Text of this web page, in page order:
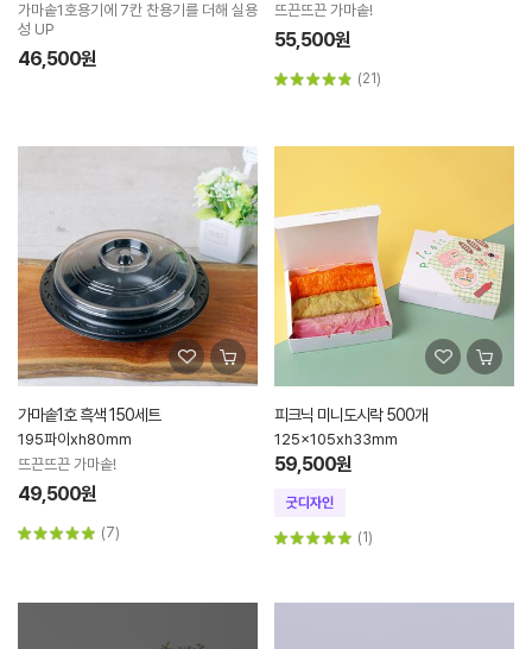
가마솥1호용기에 7칸 찬용기를 더해 실용
성 UP
46,500원
뜨끈뜨끈 가마솥!
55,500원
(21)
가마솥1호 흑색 150세트
195파이xh80mm
뜨끈뜨끈 가마솥!
49,500원
(7)
피크닉 미니도시락 500개
125x105xh33mm
59,500원
(1)